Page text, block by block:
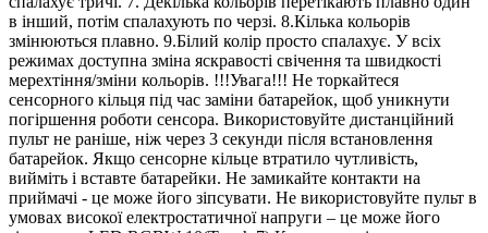
в інший, потім спалахують по черзі. 8.Кілька кольорів
змінюються плавно. 9.Білий колір просто спалахує. У всіх
режимах доступна зміна яскравості свічення та швидкості
мерехтіння/зміни кольорів. !!!Увага!!! Не торкайтеся
сенсорного кільця під час заміни батарейок, щоб уникнути
погіршення роботи сенсора. Використовуйте дистанційний
пульт не раніше, ніж через 3 секунди після встановлення
батарейок. Якщо сенсорне кільце втратило чутливість,
вийміть і вставте батарейки. Не замикайте контакти на
приймачі - це може його зіпсувати. Не використовуйте пульт в
умовах високої електростатичної напруги – це може його